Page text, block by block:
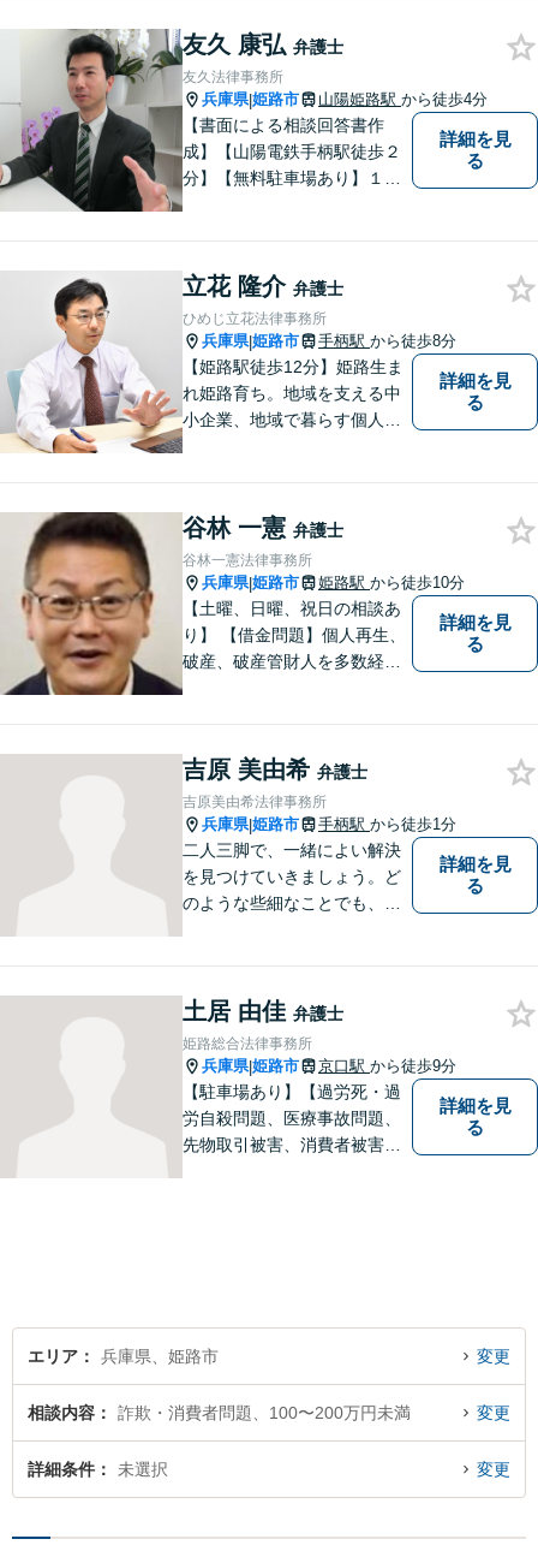
もご相談ください。二人三脚
で平穏な生活を取り戻しまし
ょう。【Zoom・電話相談O
K】
友久 康弘 弁護士
友久法律事務所
兵庫県|姫路市 山陽姫路駅 から徒歩4分
【書面による相談回答書作
成】【山陽電鉄手柄駅徒歩２
分】【無料駐車場あり】１歩
詳細を見
る
立花 隆介 弁護士
ひめじ立花法律事務所
兵庫県|姫路市 手柄駅 から徒歩8分
【姫路駅徒歩12分】姫路生ま
れ姫路育ち。地域を支える中
小企業、地域で暮らす個人に
済など幅広い問題に積極的に
取り組みます。お気軽にご相
談ください。
詳細を見
る
谷林 一憲 弁護士
谷林一憲法律事務所
兵庫県|姫路市 姫路駅 から徒歩10分
【土曜、日曜、祝日の相談あ
り】 【借金問題】個人再生、
破産、破産管財人を多数経
す。 【交通事故】後遺障害の
認定を獲得した事案を多数経
験。
詳細を見
る
吉原 美由希 弁護士
吉原美由希法律事務所
兵庫県|姫路市 手柄駅 から徒歩1分
二人三脚で、一緒によい解決
を見つけていきましょう。ど
のような些細なことでも、ま
詳細を見
る
土居 由佳 弁護士
姫路総合法律事務所
兵庫県|姫路市 京口駅 から徒歩9分
【駐車場あり】【過労死・過
労自殺問題、医療事故問題、
先物取引被害、消費者被害、
い。
詳細を見
る
エリア 兵庫県、姫路市 変更
相談内容 詐欺・消費者問題、100〜200万円未満 変更
詳細条件 未選択 変更